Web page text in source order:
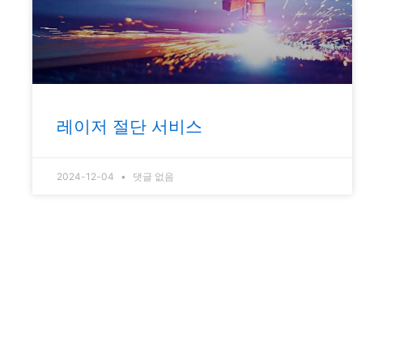
레이저 절단 서비스
2024-12-04 댓글 없음